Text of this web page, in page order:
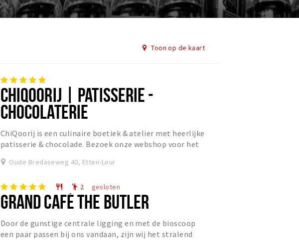
Toon op de kaart
CHIQOORIJ | PATISSERIE -
CHOCOLATERIE
ChiQoorij is een culinaire boetiek & atelier met heerlijke
patisserie & chocolade. Bezoek onze webshop voor het
Oude Bredaseweg 40, Etten-Leur
restaurant emoji_people 2 gesloten
GRAND CAFÉ THE BUTLER
Door de gunstige centrale ligging en met de bioscoop
een paar passen bij ons vandaan, zijn wij het stralend